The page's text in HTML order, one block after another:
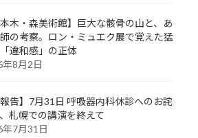
本木・森美術館】巨大な骸骨の山と、あ
の考察。ロン・ミュエク展で覚えた猛
違和感」の正体
年8月2日
報告】7月31日 呼吸器内科休診へのお詫
札幌での講演を終えて
年7月31日